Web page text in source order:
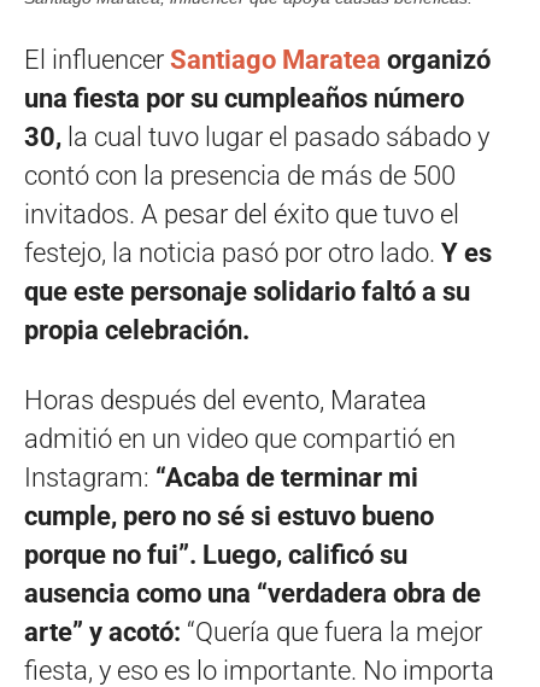
El influencer Santiago Maratea organizó
una fiesta por su cumpleaños número
30, la cual tuvo lugar el pasado sábado y
contó con la presencia de más de 500
invitados. A pesar del éxito que tuvo el
festejo, la noticia pasó por otro lado. Y es
que este personaje solidario faltó a su
propia celebración.
Horas después del evento, Maratea
admitió en un video que compartió en
Instagram: “Acaba de terminar mi
cumple, pero no sé si estuvo bueno
porque no fui”. Luego, calificó su
ausencia como una “verdadera obra de
arte” y acotó: “Quería que fuera la mejor
fiesta, y eso es lo importante. No importa